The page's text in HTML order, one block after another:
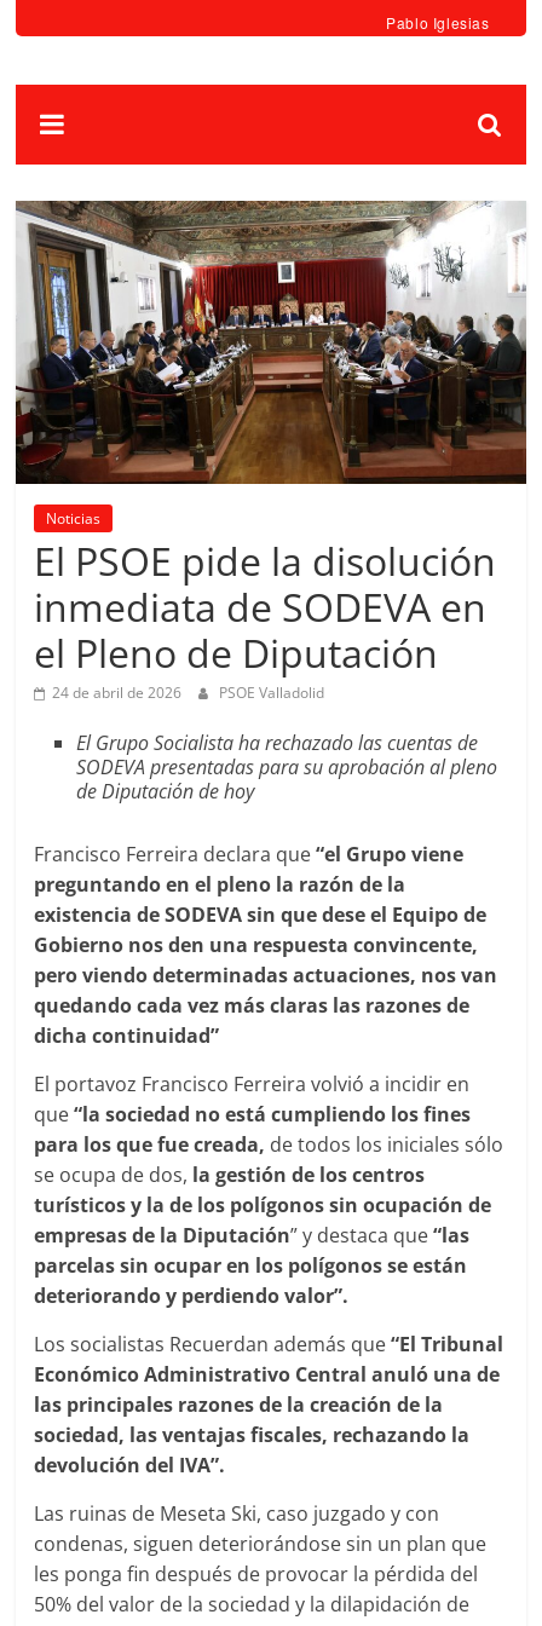
Pablo Iglesias
Noticias
El PSOE pide la disolución
inmediata de SODEVA en
el Pleno de Diputación
24 de abril de 2026 PSOE Valladolid
El Grupo Socialista ha rechazado las cuentas de
SODEVA presentadas para su aprobación al pleno
de Diputación de hoy
Francisco Ferreira declara que“el Grupo viene
preguntando en el pleno la razón de la
existencia de SODEVA sin que dese el Equipo de
Gobierno nos den una respuesta convincente,
pero viendo determinadas actuaciones, nos van
quedando cada vez más claras las razones de
dicha continuidad”
El portavoz Francisco Ferreira volvió a incidir en
que“la sociedad no está cumpliendo los fines
para los que fue creada, de todos los iniciales sólo
se ocupa de dos, la gestión de los centros
turísticos y la de los polígonos sin ocupación de
empresas de la Diputación” y destaca que“las
parcelas sin ocupar en los polígonos se están
deteriorando y perdiendo valor”.
Los socialistas Recuerdan además que“El Tribunal
Económico Administrativo Central anuló una de
las principales razones de la creación de la
sociedad, las ventajas fiscales, rechazando la
devolución del IVA”.
Las ruinas de Meseta Ski, caso juzgado y con
condenas, siguen deteriorándose sin un plan que
les ponga fin después de provocar la pérdida del
50% del valor de la sociedad y la dilapidación de